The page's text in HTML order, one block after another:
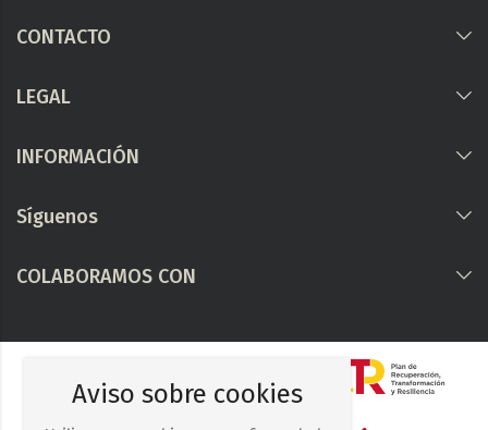
CONTACTO
LEGAL
INFORMACIÓN
Síguenos
COLABORAMOS CON
Aviso sobre cookies